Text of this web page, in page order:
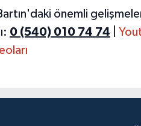
önemli
0 (540) 010 74 74